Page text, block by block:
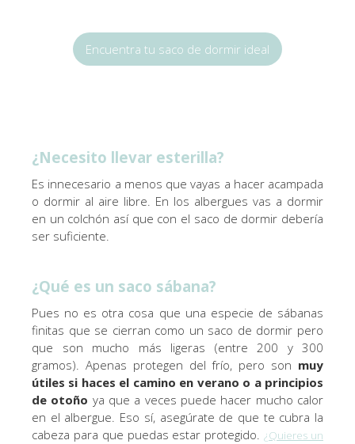
Encuentra tu saco de dormir ideal
¿Necesito llevar esterilla?
Es innecesario a menos que vayas a hacer acampada
o dormir al aire libre. En los albergues vas a dormir
en un colchón así que con el saco de dormir debería
ser suficiente.
¿Qué es un saco sábana?
Pues no es otra cosa que una especie de sábanas
finitas que se cierran como un saco de dormir pero
que son mucho más ligeras (entre 200 y 300
gramos). Apenas protegen del frío, pero son muy
útiles si haces el camino en verano o a principios
de otoño ya que a veces puede hacer mucho calor
en el albergue. Eso sí, asegúrate de que te cubra la
cabeza para que puedas estar protegido.¿Quieres un